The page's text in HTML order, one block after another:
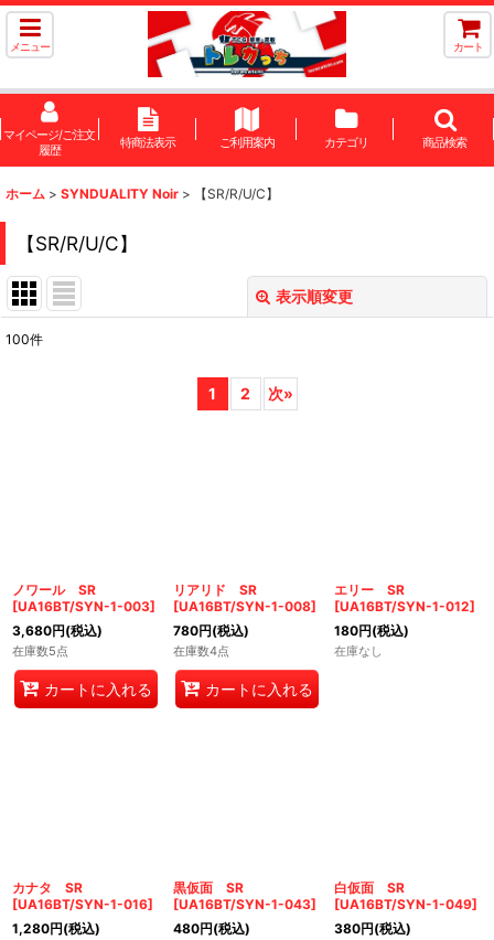
メニュー カート
マイページ/ご注文
履歴
特商法表示 ご利用案内 カテゴリ 商品検索
ホーム > SYNDUALITY Noir > 【SR/R/U/C】
【SR/R/U/C】
表示順変更
100件
1 2 次»
ノワール SR
[UA16BT/SYN-1-003]
3,680円(税込)
在庫数5点
カートに入れる
リアリド SR
[UA16BT/SYN-1-008]
780円(税込)
在庫数4点
カートに入れる
エリー SR
[UA16BT/SYN-1-012]
180円(税込)
在庫なし
カナタ SR
[UA16BT/SYN-1-016]
1,280円(税込)
黒仮面 SR
[UA16BT/SYN-1-043]
480円(税込)
白仮面 SR
[UA16BT/SYN-1-049]
380円(税込)